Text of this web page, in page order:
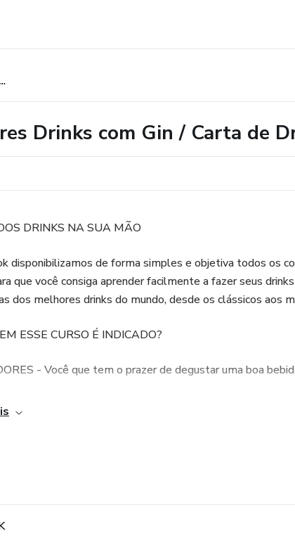
Como Fazer os Melhores Drinks com Gin / Carta de Drinks
Drinks com Gin / Carta de
DRINKS NA SUA MÃO
disponibilizamos de forma simples e objetiva todos os
que você consiga aprender facilmente a fazer seus
dos melhores drinks do mundo, desde os clássicos aos
ESSE CURSO É INDICADO?
- Você que tem o prazer de degustar uma boa
- Que já trabalham na área e buscam aprimorar suas
a preparar e harmonizar seus drinks.